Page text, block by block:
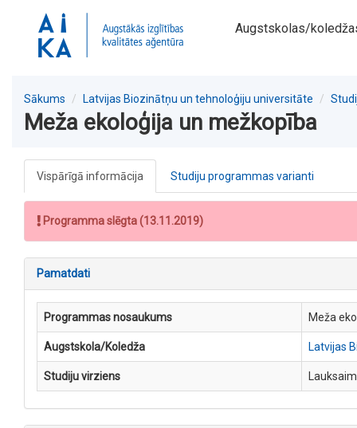
Augstskolas/
Sākums Latvijas Biozinātņu un tehnoloģiju universitāte
Meža ekoloģija un mežkopība
Vispārīgā informācija Studiju programmas varianti
Programma slēgta (13.11.2019)
Pamatdati
Programmas nosaukums Meža
Augstskola/Koledža Latvijas
Studiju virziens